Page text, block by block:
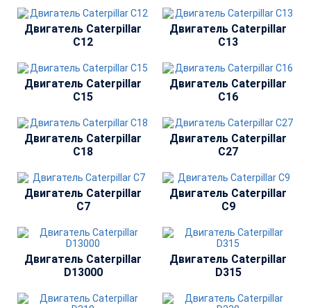
Двигатель Сaterpillar
C12
Двигатель Сaterpillar
C13
Двигатель Сaterpillar
C15
Двигатель Сaterpillar
C16
Двигатель Сaterpillar
C18
Двигатель Сaterpillar
C27
Двигатель Сaterpillar
C7
Двигатель Сaterpillar
C9
Двигатель Сaterpillar
D13000
Двигатель Сaterpillar
D315